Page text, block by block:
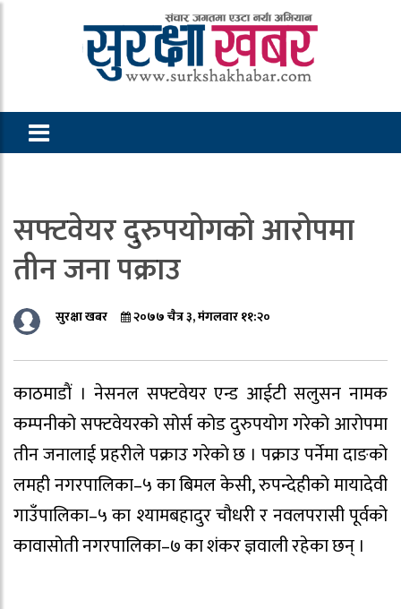
सफ्टवेयर दुरुपयोगको आरोपमा
तीन जना पक्राउ
सुरक्षा खबर २०७७ चैत्र ३, मंगलवार ११:२०
काठमाडाैं । नेसनल सफ्टवेयर एन्ड आईटी सलुसन नामक
कम्पनीको सफ्टवेयरको सोर्स कोड दुरुपयोग गरेको आरोपमा
तीन जनालाई प्रहरीले पक्राउ गरेकाे छ । पक्राउ पर्नेमा दाङको
लमही नगरपालिका–५ का बिमल केसी, रुपन्देहीको मायादेवी
गाउँपालिका–५ का श्यामबहादुर चौधरी र नवलपरासी पूर्वको
कावासोती नगरपालिका–७ का शंकर ज्ञवाली रहेका छन् ।